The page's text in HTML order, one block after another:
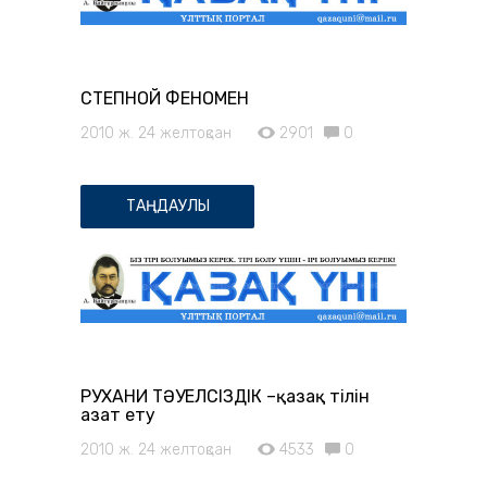
СТЕПНОЙ ФЕНОМЕН
2010 ж. 24 желтоқсан 2901 0
ТАҢДАУЛЫ
РУХАНИ ТӘУЕЛСІЗДІК –қазақ тілін
азат ету
2010 ж. 24 желтоқсан 4533 0